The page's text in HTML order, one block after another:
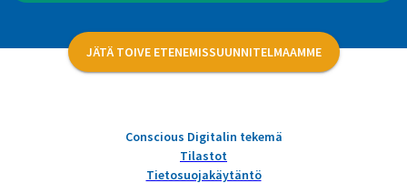
JÄTÄ TOIVE ETENEMISSUUNNITELMAAMME
Conscious Digitalin tekemä
Tilastot
Tietosuojakäytäntö